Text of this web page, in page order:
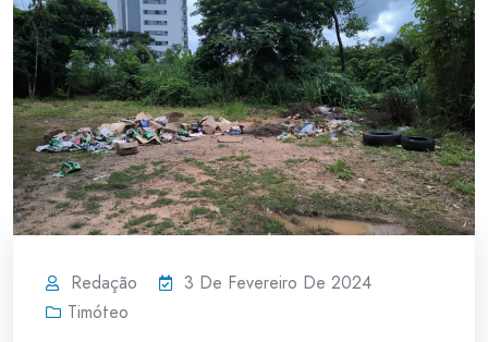
Redação
3 De Fevereiro De 2024
Timóteo